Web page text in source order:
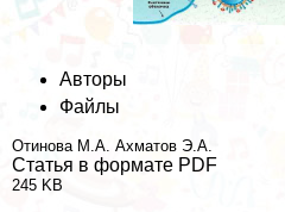
Авторы
Файлы
Отинова М.А. Ахматов Э.А.
Статья в формате PDF
245 KB